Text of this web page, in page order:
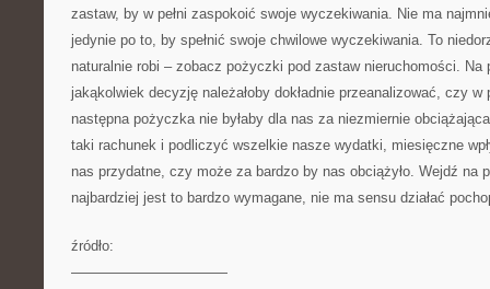
zastaw, by w pełni zaspokoić swoje wyczekiwania. Nie ma
jedynie po to, by spełnić swoje chwilowe wyczekiwania. To
naturalnie robi – zobacz pożyczki pod zastaw nieruchomości. Na
jakąkolwiek decyzję należałoby dokładnie przeanalizować, czy w
następna pożyczka nie byłaby dla nas za niezmiernie
taki rachunek i podliczyć wszelkie nasze wydatki, miesięczne
nas przydatne, czy może za bardzo by nas obciążyło. Wejdź na
najbardziej jest to bardzo wymagane, nie ma sensu działać
źródło:
———————————